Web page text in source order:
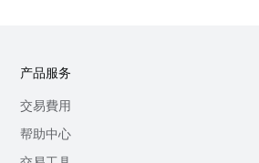
产品服务
交易費用
帮助中心